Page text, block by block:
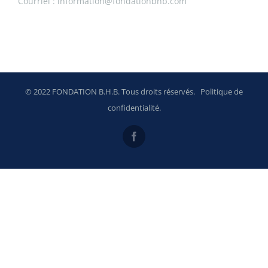
© 2022 FONDATION B.H.B. Tous droits réservés. Politique de
confidentialité.
Facebook